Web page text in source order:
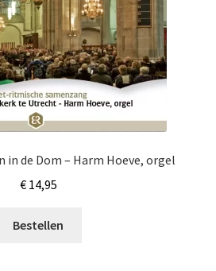
in de Dom – Harm Hoeve, orgel
€14,95
Bestellen